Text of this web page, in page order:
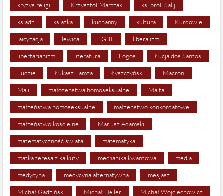
kryzys religii Krzysztof Marczak ks. prof. Salij
ksiądz książka kuchanny kultura Kurdowie
laicyzacja lewica LGBT liberalizm
libertarianizm literatura Logos Łucja dos Santos
Ludzie Łukasz Lamża Łyszczyński Macron
Mali małożeństwa homoseksualne Malta
małżeństwa homoseksualne małżeństwo konkordatowe
małżeństwo kościelne Mariusz Adamski
matematyczność świata matematyka
matka teresa z kalkuty mechanika kwantowa media
medycyna medycyna alternatywna mesjasz
Michał Gadziński Michał Heller Michał Wojciechowicz